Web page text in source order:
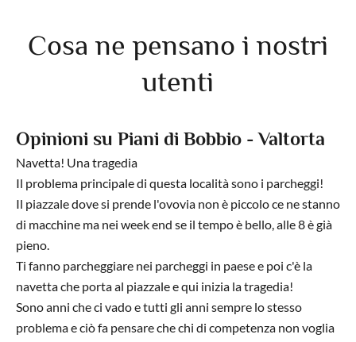
Cosa ne pensano i nostri
utenti
Opinioni su Piani di Bobbio - Valtorta
Navetta! Una tragedia
Il problema principale di questa località sono i parcheggi!
Il piazzale dove si prende l'ovovia non è piccolo ce ne stanno
di macchine ma nei week end se il tempo è bello, alle 8 è già
pieno.
Ti fanno parcheggiare nei parcheggi in paese e poi c'è la
navetta che porta al piazzale e qui inizia la tragedia!
Sono anni che ci vado e tutti gli anni sempre lo stesso
problema e ciò fa pensare che chi di competenza non voglia